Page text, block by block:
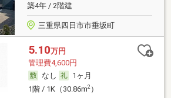
築4年 / 2階建
三重県四日市市垂坂町
5.10万円
管理費4,600円
なし
1ヶ月
1階 / 1K（30.86m2）